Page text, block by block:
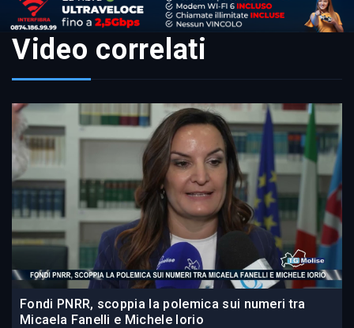
Video correlati
Fondi PNRR, scoppia la polemica sui numeri tra
Micaela Fanelli e Michele Iorio